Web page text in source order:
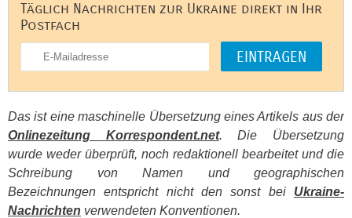
Täglich Nachrichten zur Ukraine direkt in Ihr
Postfach
Das ist eine maschinelle Übersetzung eines Artikels aus der
Onlinezeitung Korrespondent.net. Die Übersetzung
wurde weder überprüft, noch redaktionell bearbeitet und die
Schreibung von Namen und geographischen
Bezeichnungen entspricht nicht den sonst bei Ukraine-
Nachrichten verwendeten Konventionen.